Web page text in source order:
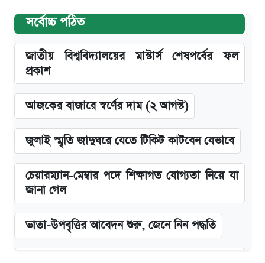
সর্বোচ্চ পঠিত
জাতীয় বিশ্ববিদ্যালয়ের মাস্টার্স শেষপর্বের ফল
প্রকাশ
আজকের বাজারে স্বর্ণের দাম (২ আগস্ট)
জুলাই স্মৃতি জাদুঘরে যেতে টিকিট কাটবেন যেভাবে
চেয়ারম্যান-মেম্বার পদে শিক্ষাগত যোগ্যতা নিয়ে যা
জানা গেল
ভাতা-উপবৃত্তির আবেদন শুরু, জেনে নিন পদ্ধতি